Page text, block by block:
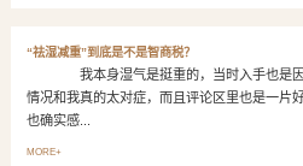
“祛湿减重”到底是不是智商税？
我本身湿气是挺重的，当时入手也是因
情况和我真的太对症，而且评论区里也是一
也确实感...
MORE+